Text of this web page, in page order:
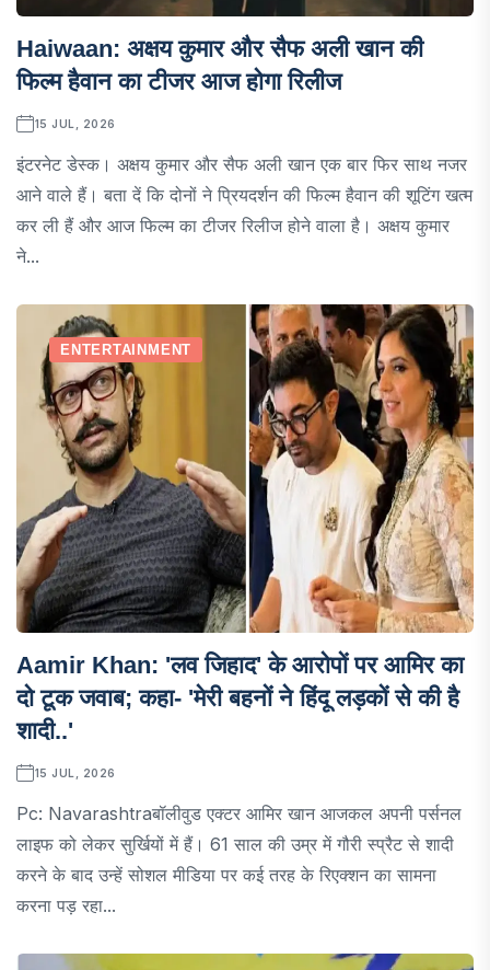
Haiwaan: अक्षय कुमार और सैफ अली खान की
फिल्म हैवान का टीजर आज होगा रिलीज
15 JUL, 2026
इंटरनेट डेस्क। अक्षय कुमार और सैफ अली खान एक बार फिर साथ नजर
आने वाले हैं। बता दें कि दोनों ने प्रियदर्शन की फिल्म हैवान की शूटिंग खत्म
कर ली हैं और आज फिल्म का टीजर रिलीज होने वाला है। अक्षय कुमार
ने...
ENTERTAINMENT
Aamir Khan: 'लव जिहाद' के आरोपों पर आमिर का
दो टूक जवाब; कहा- 'मेरी बहनों ने हिंदू लड़कों से की है
शादी..'
15 JUL, 2026
Pc: Navarashtraबॉलीवुड एक्टर आमिर खान आजकल अपनी पर्सनल
लाइफ को लेकर सुर्खियों में हैं। 61 साल की उम्र में गौरी स्प्रैट से शादी
करने के बाद उन्हें सोशल मीडिया पर कई तरह के रिएक्शन का सामना
करना पड़ रहा...